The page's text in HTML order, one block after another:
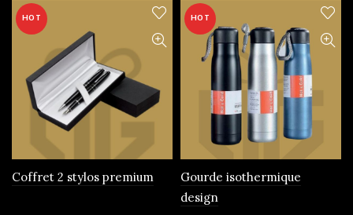
plusieurs
variations.
options
choisies
page
du
produit
HOT
Coffret 2 stylos premium
HOT
Gourde isothermique
design